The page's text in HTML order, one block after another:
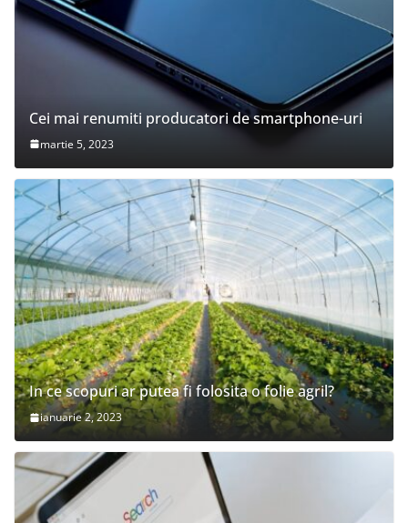
Cei mai renumiti producatori de smartphone-uri
martie 5, 2023
In ce scopuri ar putea fi folosita o folie agril?
ianuarie 2, 2023